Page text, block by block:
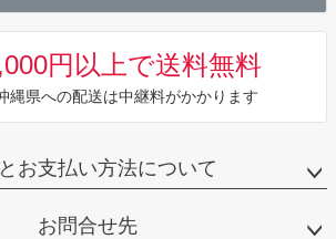
円以上で送料無料
縄県への配送は中継料がかかります
お支払い方法について
お問合せ先